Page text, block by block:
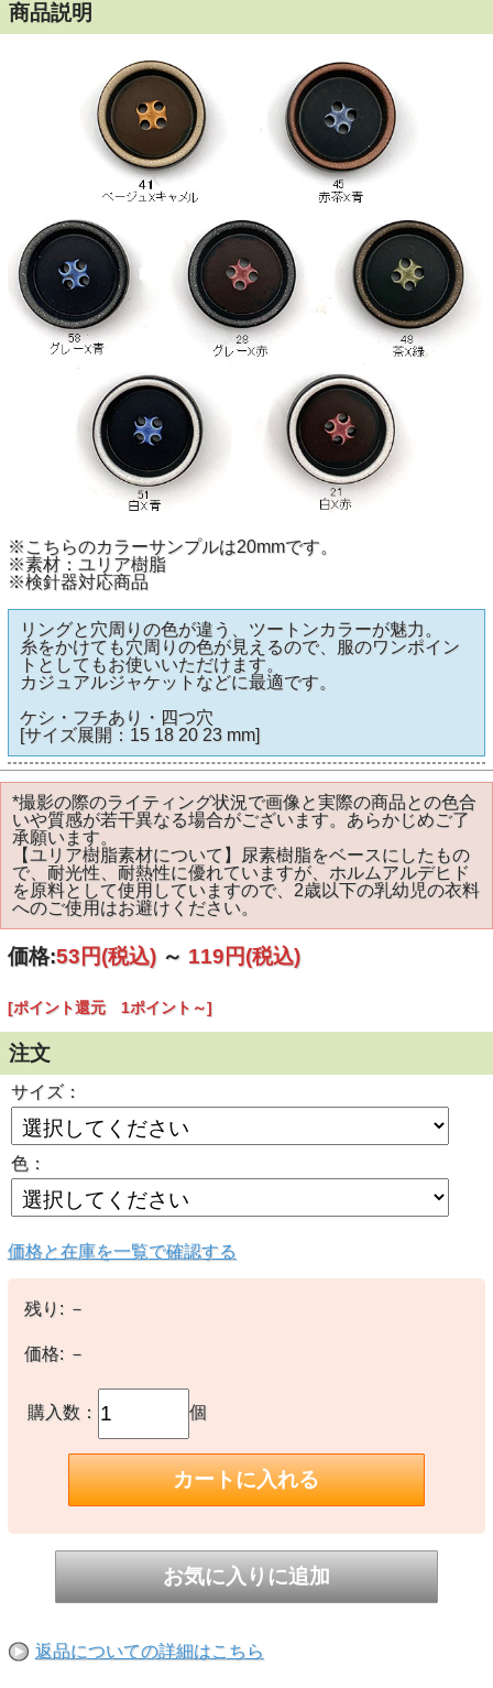
商品説明
※こちらのカラーサンプルは20mmです。
※素材：ユリア樹脂
※検針器対応商品
リングと穴周りの色が違う、ツートンカラーが魅力。
糸をかけても穴周りの色が見えるので、服のワンポイン
トとしてもお使いいただけます。
カジュアルジャケットなどに最適です。
ケシ・フチあり・四つ穴
[サイズ展開：15 18 20 23 mm]
*撮影の際のライティング状況で画像と実際の商品との色合
いや質感が若干異なる場合がございます。あらかじめご了
承願います。
【ユリア樹脂素材について】尿素樹脂をベースにしたもの
で、耐光性、耐熱性に優れていますが、ホルムアルデヒド
を原料として使用していますので、2歳以下の乳幼児の衣料
へのご使用はお避けください。
価格:53円(税込) ～ 119円(税込)
[ポイント還元 1ポイント～]
注文
サイズ：
色：
価格と在庫を一覧で確認する
残り: －
価格:－
購入数： 個
返品についての詳細はこちら